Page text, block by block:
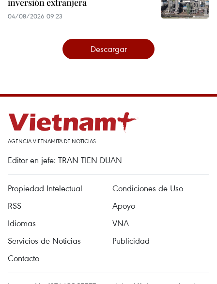
inversión extranjera
04/08/2026 09:23
Descargar
AGENCIA VIETNAMITA DE NOTICIAS
Editor en jefe: TRAN TIEN DUAN
Propiedad Intelectual
Condiciones de Uso
RSS
Apoyo
Idiomas
VNA
Servicios de Noticias
Publicidad
Contacto